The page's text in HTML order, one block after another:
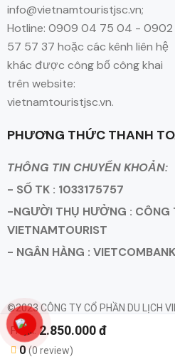
From: 2.850.000 đ
0 (0 review)
info@vietnamtouristjsc.vn;
Hotline: 0909 04 75 04 - 0902
57 57 37 hoặc các kênh liên hệ
khác được công bố công khai
trên website:
vietnamtouristjsc.vn.
PHƯƠNG THỨC THANH
THÔNG TIN CHUYỂN KHOẢN:
- SỐ TK : 1033175757
-NGƯỜI THỤ HƯỞNG : CÔNG
VIETNAMTOURIST
- NGÂN HÀNG : VIETCOMBANK
©2023 CÔNG TY CỔ PHẦN DU LỊCH
Giấy Phép Kinh Doanh Lữ Hành